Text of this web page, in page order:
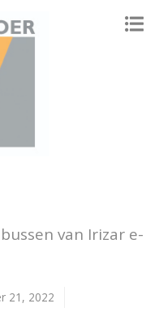
van Irizar e-
21, 2022